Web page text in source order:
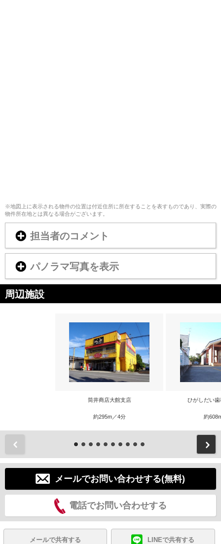
※地図上に表示される物件の位置は付近住所に所在することを表すものであり、実際の
物件所在地とは異なる場合がございます。
担当者のコメント
パノラマ写真を表示
周辺施設
筒井商店大館支店
約295m／4分
ひがしだい
約
メールでお問い合わせする(無料)
電話でお問い合わせする
メールで共有する LINEで共有する